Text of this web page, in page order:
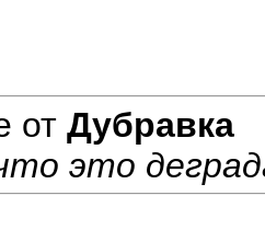
от Дубравка
это